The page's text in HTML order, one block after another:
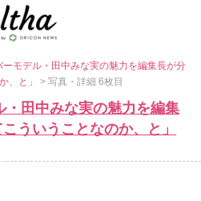
ーモデル・田中みな実の魅力を編集長が分
、と」> 写真・詳細 6枚目
・田中みな実の魅力を編集
ういうことなのか、と」